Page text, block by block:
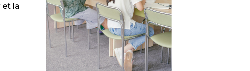
et la
républicaine
11 juillet 2026- National
Le projet de loi sur la régulation de
l’enseignement supérieur privé met
en lumière l’amplification d’un
système qui relègue l’acte